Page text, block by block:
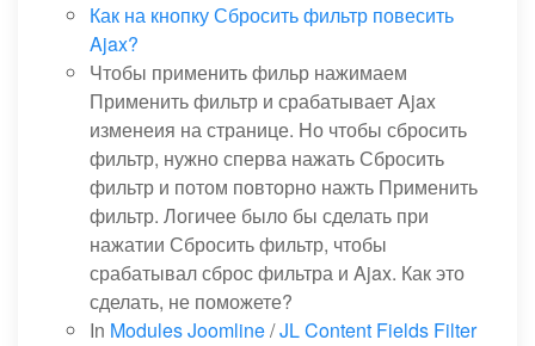
Как на кнопку Сбросить фильтр повесить
Ajax?
Чтобы применить фильр нажимаем
Применить фильтр и срабатывает Ajax
изменеия на странице. Но чтобы сбросить
фильтр, нужно сперва нажать Сбросить
фильтр и потом повторно нажть Применить
фильтр. Логичее было бы сделать при
нажатии Сбросить фильтр, чтобы
срабатывал сброс фильтра и Ajax. Как это
сделать, не поможете?
In Modules Joomline/JL Content Fields Filter